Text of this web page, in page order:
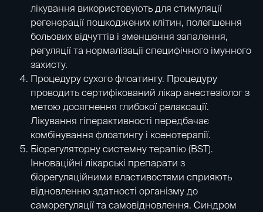
лікування використовують для стимуляції
регенерації пошкоджених клітин, полегшення
больових відчуттів і зменшення запалення,
регуляції та нормалізації специфічного імунного
захисту.
Процедуру сухого флоатингу. Процедуру
проводить сертифікований лікар анестезіолог з
метою досягнення глибокої релаксації.
Лікування гіперактивності передбачає
комбінування флоатингу і ксенотерапії
Біорегуляторну системну терапію (ВST).
Інноваційні лікарські препарати з
біорегуляційними властивостями сприяють
відновленню здатності організму до
саморегуляції та самовідновлення. Синдром